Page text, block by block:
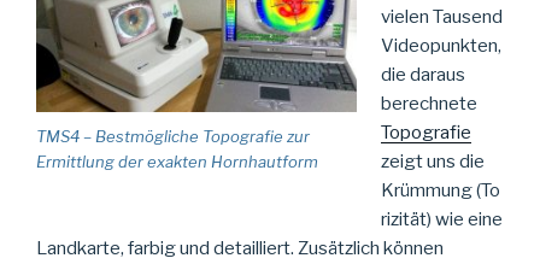
TMS4 – Bestmögliche Topografie zur
Ermittlung der exakten Hornhautform
vielen Tausend
Videopunkten,
die daraus
berechnete
Topografie
zeigt uns die
Krümmung (To
rizität) wie eine
Landkarte, farbig und detailliert. Zusätzlich können